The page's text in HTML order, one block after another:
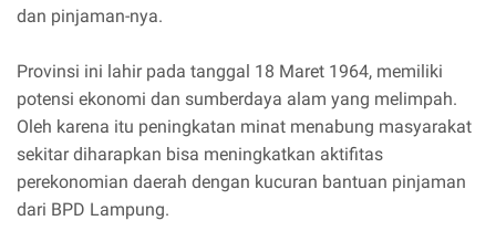
dan pinjaman-nya.
Provinsi ini lahir pada tanggal 18 Maret 1964, memiliki
potensi ekonomi dan sumberdaya alam yang melimpah.
Oleh karena itu peningkatan minat menabung masyarakat
sekitar diharapkan bisa meningkatkan aktifitas
perekonomian daerah dengan kucuran bantuan pinjaman
dari BPD Lampung.